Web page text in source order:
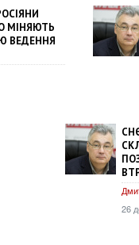
МІНЯЮТЬ
ВЕДЕННЯ
26